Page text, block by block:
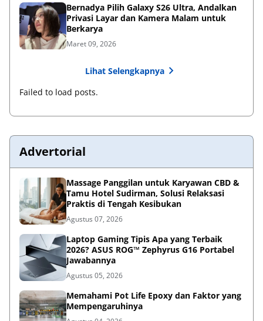
Bernadya Pilih Galaxy S26 Ultra, Andalkan
Privasi Layar dan Kamera Malam untuk
Berkarya
Maret 09, 2026
Lihat Selengkapnya
Failed to load posts.
Advertorial
Massage Panggilan untuk Karyawan CBD &
Tamu Hotel Sudirman, Solusi Relaksasi
Praktis di Tengah Kesibukan
Agustus 07, 2026
Laptop Gaming Tipis Apa yang Terbaik
2026? ASUS ROG™ Zephyrus G16 Portabel
Jawabannya
Agustus 05, 2026
Memahami Pot Life Epoxy dan Faktor yang
Mempengaruhinya